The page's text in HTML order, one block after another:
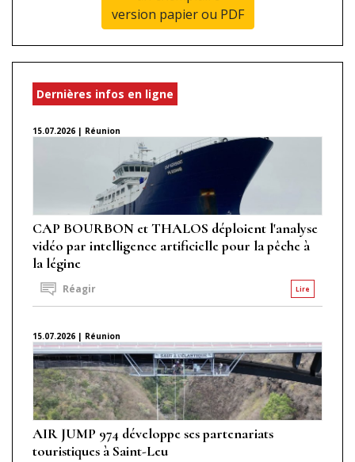
version papier ou PDF
Dernières infos en ligne
15.07.2026 | Réunion
CAP BOURBON et THALOS déploient l'analyse
vidéo par intelligence artificielle pour la pêche à
la légine
Lire
Réagir
15.07.2026 | Réunion
AIR JUMP 974 développe ses partenariats
touristiques à Saint-Leu